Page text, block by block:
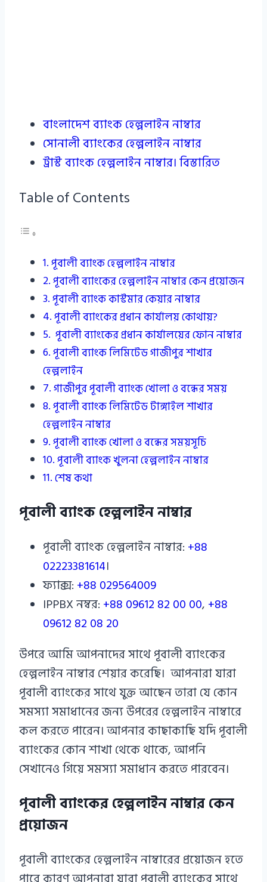
বাংলাদেশ ব্যাংক হেল্পলাইন নাম্বার
সোনালী ব্যাংকের হেল্পলাইন নাম্বার
ট্রাস্ট ব্যাংক হেল্পলাইন নাম্বার। বিস্তারিত
Table of Contents
পূবালী ব্যাংক হেল্পলাইন নাম্বার
পূবালী ব্যাংকের হেল্পলাইন নাম্বার কেন প্রয়োজন
পূবালী ব্যাংক কাস্টমার কেয়ার নাম্বার
পূবালী ব্যাংকের প্রধান কার্যালয় কোথায়?
পূবালী ব্যাংকের প্রধান কার্যালয়ের ফোন নাম্বার
পূবালী ব্যাংক লিমিটেড গাজীপুর শাখার
হেল্পলাইন
গাজীপুর পূবালী ব্যাংক খোলা ও বন্ধের সময়
পূবালী ব্যাংক লিমিটেড টাঙ্গাইল শাখার
হেল্পলাইন নাম্বার
পূবালী ব্যাংক খোলা ও বন্ধের সময়সূচি
পূবালী ব্যাংক খুলনা হেল্পলাইন নাম্বার
শেষ কথা
পূবালী ব্যাংক হেল্পলাইন নাম্বার
পূবালী ব্যাংক হেল্পলাইন নাম্বার: +88
02223381614।
ফ্যাক্স: +88 029564009
IPPBX নম্বর: +88 09612 82 00 00, +88
09612 82 08 20
উপরে আমি আপনাদের সাথে পূবালী ব্যাংকের
হেল্পলাইন নাম্বার শেয়ার করেছি। আপনারা যারা
পূবালী ব্যাংকের সাথে যুক্ত আছেন তারা যে কোন
সমস্যা সমাধানের জন্য উপরের হেল্পলাইন নাম্বারে
কল করতে পারেন। আপনার কাছাকাছি যদি পূবালী
ব্যাংকের কোন শাখা থেকে থাকে, আপনি
সেখানেও গিয়ে সমস্যা সমাধান করতে পারবেন।
পূবালী ব্যাংকের হেল্পলাইন নাম্বার কেন
প্রয়োজন
পূবালী ব্যাংকের হেল্পলাইন নাম্বারের প্রয়োজন হতে